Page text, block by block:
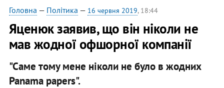
Головна — Політика — 16 червня 2019, 18:44
Яценюк заявив, що він ніколи не
мав жодної офшорної компанії
"Саме тому мене ніколи не було в жодних
Panama papers".